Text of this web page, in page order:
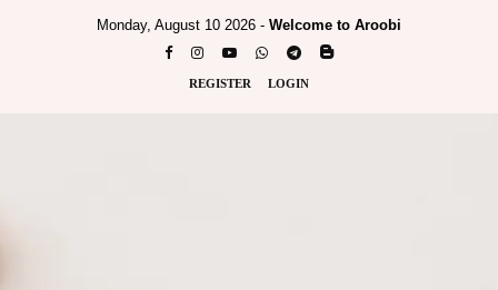
Monday, August 10 2026 - Welcome to Aroobi
REGISTER LOGIN